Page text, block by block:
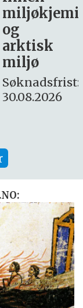
– fast
Søknadsfrist:
16. august.